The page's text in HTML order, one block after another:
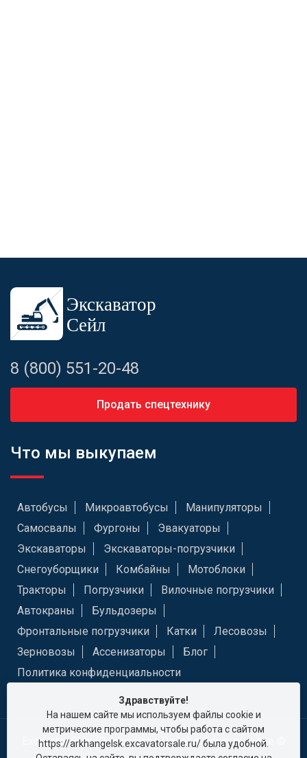
8 (800) 551-20-48
Продать спецтехнику
Что мы выкупаем
Автобусы Микроавтобусы
Манипуляторы
Самосвалы
Фургоны
Эвакуаторы
Экскаваторы
Экскаваторы-погрузчики
Снегоуборщики
Комбайны
Мотоблоки
Тракторы
Погрузчики
Вилочные погрузчики
Автокраны
Бульдозеры
Фронтальные погрузчики
Катки
Лесовозы
Зерновозы
Ассенизаторы
Блог
Политика конфиденциальности
Excavator Sale (Экскаватор Сейл) в Архангельске ©
Здравствуйте!
На нашем сайте мы используем файлы cookie и
метрические программы, чтобы работа с сайтом
https://arkhangelsk.excavatorsale.ru/ была удобной.